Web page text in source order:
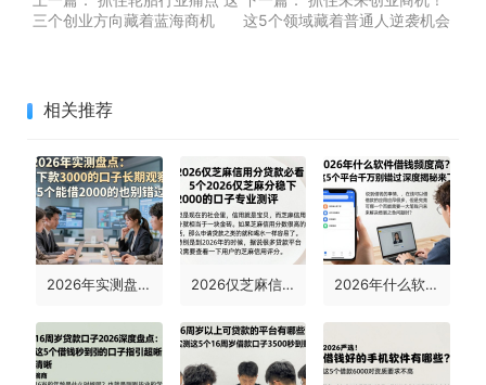
三个创业方向藏着蓝海商机
这5个领域藏着普通人逆袭机会
相关推荐
2026年实测盘点：能下款3000的口子长期观察，这5个能借2000的也别错过！ 2026仅芝麻信用分贷款必看！5个2026仅芝麻分稳下2000的口子专业测评 2026年什么软件借钱额度高？这5个平台千万别错过，深度揭秘来了！